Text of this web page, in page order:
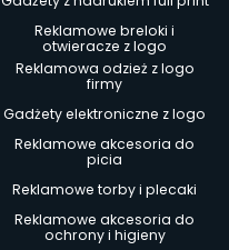
Reklamowe breloki i
otwieracze z logo
Reklamowa odzież z logo
firmy
Gadżety elektroniczne z logo
Reklamowe akcesoria do
picia
Reklamowe torby i plecaki
Reklamowe akcesoria do
ochrony i higieny